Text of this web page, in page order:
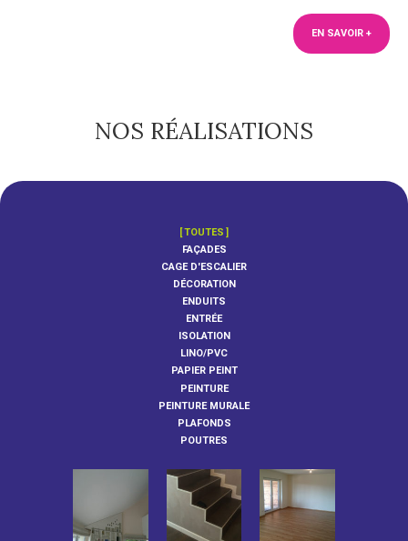
EN SAVOIR +
NOS RÉALISATIONS
TOUTES
FAÇADES
CAGE D'ESCALIER
DÉCORATION
ENDUITS
ENTRÉE
ISOLATION
LINO/PVC
PAPIER PEINT
PEINTURE
PEINTURE MURALE
PLAFONDS
POUTRES